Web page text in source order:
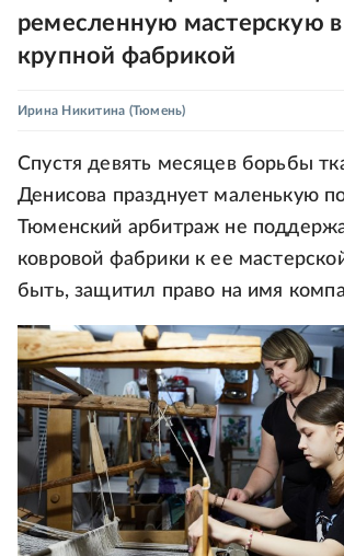
ремесленную мастерскую в
крупной фабрикой
Ирина Никитина (Тюмень)
Спустя девять месяцев борьбы
Денисова празднует маленькую
Тюменский арбитраж не
ковровой фабрики к ее
быть, защитил право на имя